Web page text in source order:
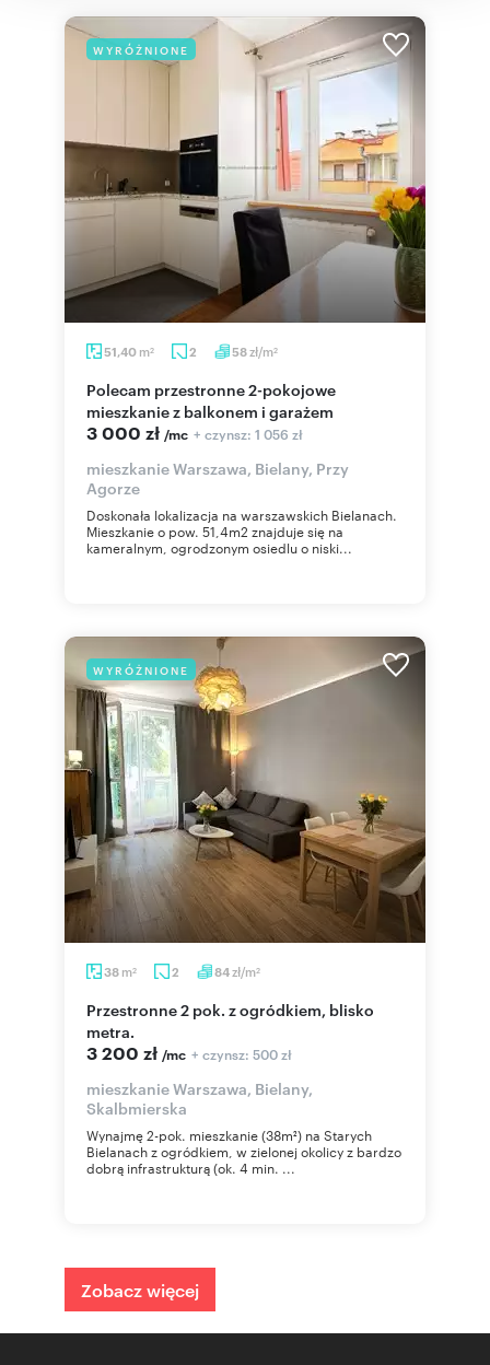
WYRÓŻNIONE
51,40 m2 2 58zł/m2
Polecam przestronne 2-pokojowe
mieszkanie z balkonem i garażem
3 000 zł /mc + czynsz: 1 056 zł
mieszkanie Warszawa, Bielany, Przy
Agorze
Doskonała lokalizacja na warszawskich Bielanach.
Mieszkanie o pow. 51,4m2 znajduje się na
kameralnym, ogrodzonym osiedlu o niski...
WYRÓŻNIONE
38 m2 2 84zł/m2
Przestronne 2 pok. z ogródkiem, blisko
metra.
3 200 zł /mc + czynsz: 500 zł
mieszkanie Warszawa, Bielany,
Skalbmierska
Wynajmę 2-pok. mieszkanie (38m²) na Starych
Bielanach z ogródkiem, w zielonej okolicy z bardzo
dobrą infrastrukturą (ok. 4 min. ...
Zobacz więcej